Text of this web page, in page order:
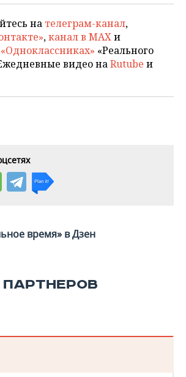
на телеграм-канал,
,канал в MAXи
«Реального
видео наRutube и
время» в Дзен